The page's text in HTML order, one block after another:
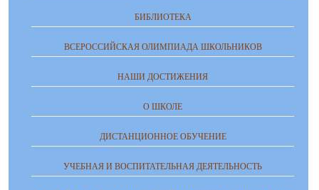
БИБЛИОТЕКА
ВСЕРОССИЙСКАЯ ОЛИМПИАДА ШКОЛЬНИКОВ
НАШИ ДОСТИЖЕНИЯ
О ШКОЛЕ
ДИСТАНЦИОННОЕ ОБУЧЕНИЕ
УЧЕБНАЯ И ВОСПИТАТЕЛЬНАЯ ДЕЯТЕЛЬНОСТЬ